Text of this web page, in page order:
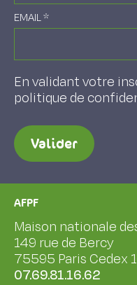
EMAIL*
En validant votre
politique de
Valider
AFPF
Maison nationale
149 rue de Bercy
75595 Paris Cedex
07.69.81.16.62